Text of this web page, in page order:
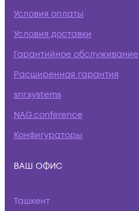
Условия оплаты
Условия доставки
Гарантийное обслуживание
Расширенная гарантия
snr.systems
NAG.conference
Конфигураторы
ВАШ ОФИС
Ташкент